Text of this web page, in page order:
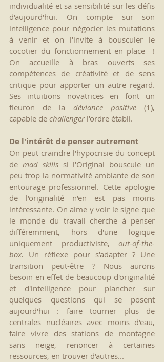
individualité et sa sensibilité sur les défis
d'aujourd'hui. On compte sur son
intelligence pour négocier les mutations
à venir et on l'invite à bousculer le
cocotier du fonctionnement en place  !
On accueille à bras ouverts ses
compétences de créativité et de sens
critique pour apporter un autre regard.
Ses intuitions novatrices en font un
fleuron de la déviance positive (1),
capable de challenger l'ordre établi.
De l'intérêt de penser autrement
On peut craindre l'hypocrisie du concept
de mad skills si l'Original bouscule un
peu trop la normativité ambiante de son
entourage professionnel. Cette apologie
de l'originalité n'en est pas moins
intéressante. On aime y voir le signe que
le monde du travail cherche à penser
différemment, hors d'une logique
uniquement productiviste, out-of-the-
box. Un réflexe pour s'adapter ? Une
transition peut-être ? Nous aurons
besoin en effet de beaucoup d'originalité
et d'intelligence pour plancher sur
quelques questions qui se posent
aujourd'hui : faire tourner plus de
centrales nucléaires avec moins d'eau,
faire vivre des stations de montagne
sans neige, renoncer à certaines
ressources, en trouver d'autres...